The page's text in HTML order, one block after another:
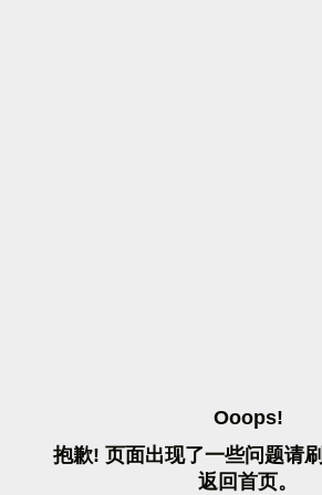
OOOPS!
抱歉! 页面出现了一些问题请刷
返 回首页。